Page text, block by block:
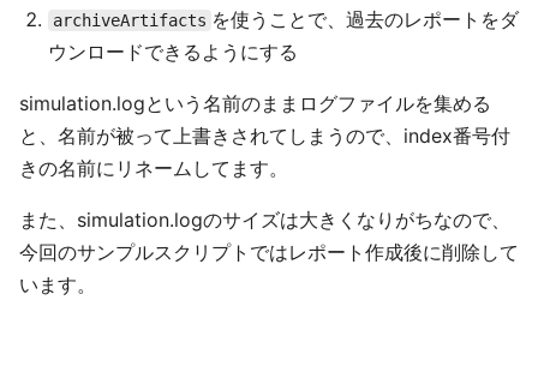
archiveArtifacts を使うことで、過去のレポートをダ
ウンロードできるようにする
simulation.logという名前のままログファイルを集める
と、名前が被って上書きされてしまうので、index番号付
きの名前にリネームしてます。
また、simulation.logのサイズは大きくなりがちなので、
今回のサンプルスクリプトではレポート作成後に削除して
います。